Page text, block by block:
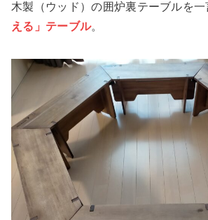
木製（ウッド）の囲炉裏テーブルを一
える」テーブル。